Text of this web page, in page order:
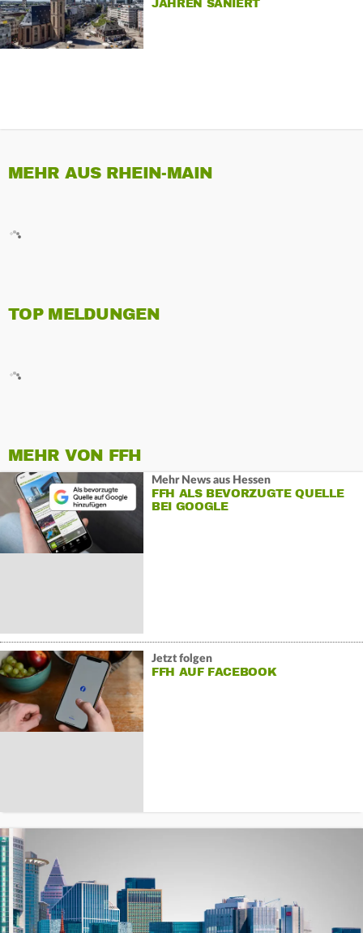
JAHREN SANIERT
MEHR AUS RHEIN-MAIN
TOP MELDUNGEN
MEHR VON FFH
Mehr News aus Hessen
FFH ALS BEVORZUGTE QUELLE
BEI GOOGLE
Jetzt folgen
FFH AUF FACEBOOK